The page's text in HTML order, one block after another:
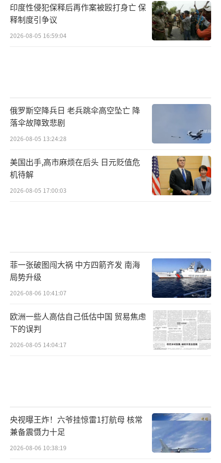
印度性侵犯保释后再作案被殴打身亡 保
释制度引争议
2026-08-05 16:59:04
俄罗斯空降兵日 老兵跳伞高空坠亡 降
落伞故障致悲剧
2026-08-05 13:24:28
美国出手,高市麻烦在后头 日元贬值危
机待解
2026-08-05 17:00:03
菲一张破图闯大祸 中方四箭齐发 南海
局势升级
2026-08-06 10:41:07
欧洲一些人高估自己低估中国 贸易焦虑
下的误判
2026-08-05 14:04:17
央视曝王炸！六爷挂惊雷1打航母 核常
兼备震慑力十足
2026-08-06 10:38:19